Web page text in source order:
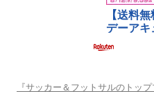
『サッカー＆フットサルのトッ